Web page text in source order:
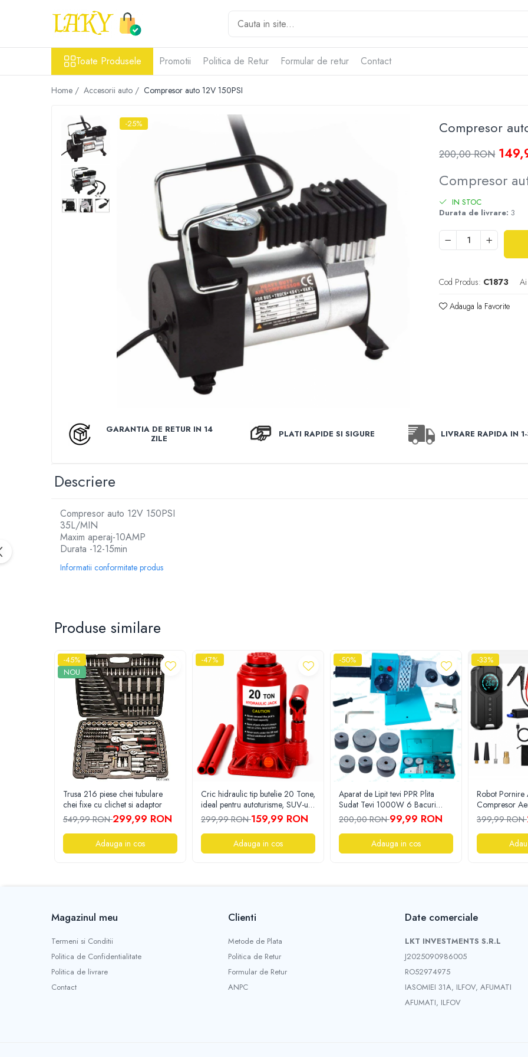
Îngrijire personală & Cosmetice
Casă & Grădină
Accesorii telefoane & Gadgeturi
TV, Audio-Video & Foto
Gaming & Jucării
Electrocasnice & Electronice
Sisteme de supraveghere si securitate
Toate Produsele Promotii Politica de Retur Formular de retur Contact
Home / Accesorii auto / Compresor auto 12V 150PSI
Compresor
-25%
200,00 RON
Compresor
IN STOC
Durata de livrare: 3
Cod Produs: C1873
Adauga la Favorite
GARANTIA DE RETUR IN 14
ZILE
PLATI RAPIDE SI SIGURE LIVRARE RAPIDA IN
Descriere
Compresor auto 12V 150PSI
35L/MIN
Maxim aperaj-10AMP
Durata -12-15min
Informatii conformitate produs
Produse similare
-45%
NOU
Trusa 216 piese chei tubulare
chei fixe cu clichet si adaptor
549,99 RON299,99 RON
Adauga in cos
-47%
Cric hidraulic tip butelie 20 Tone,
ideal pentru autoturisme, SUV-uri
și autoutilitare. Construcție
robustă, ridicare sigură și
operare ușoară pentru uz
profesional și personal.
299,99 RON159,99 RON
Adauga in cos
-50%
Aparat de Lipit tevi PPR Plita
Sudat Tevi 1000W 6 Bacuri
CMP0702
200,00 RON99,99 RON
Adauga in cos
-33%
Robot Pornire
Compresor
8400mAh,
Starter 12V
399,99 RON
Magazinul meu
Termeni si Conditii
Politica de Confidentialitate
Politica de livrare
Contact
Clienti
Metode de Plata
Politica de Retur
Formular de Retur
ANPC
Date comerciale
LKT INVESTMENTS S.R.L
J2025090986005
RO52974975
IASOMIEI 31A, ILFOV, AFUMATI
AFUMATI, ILFOV